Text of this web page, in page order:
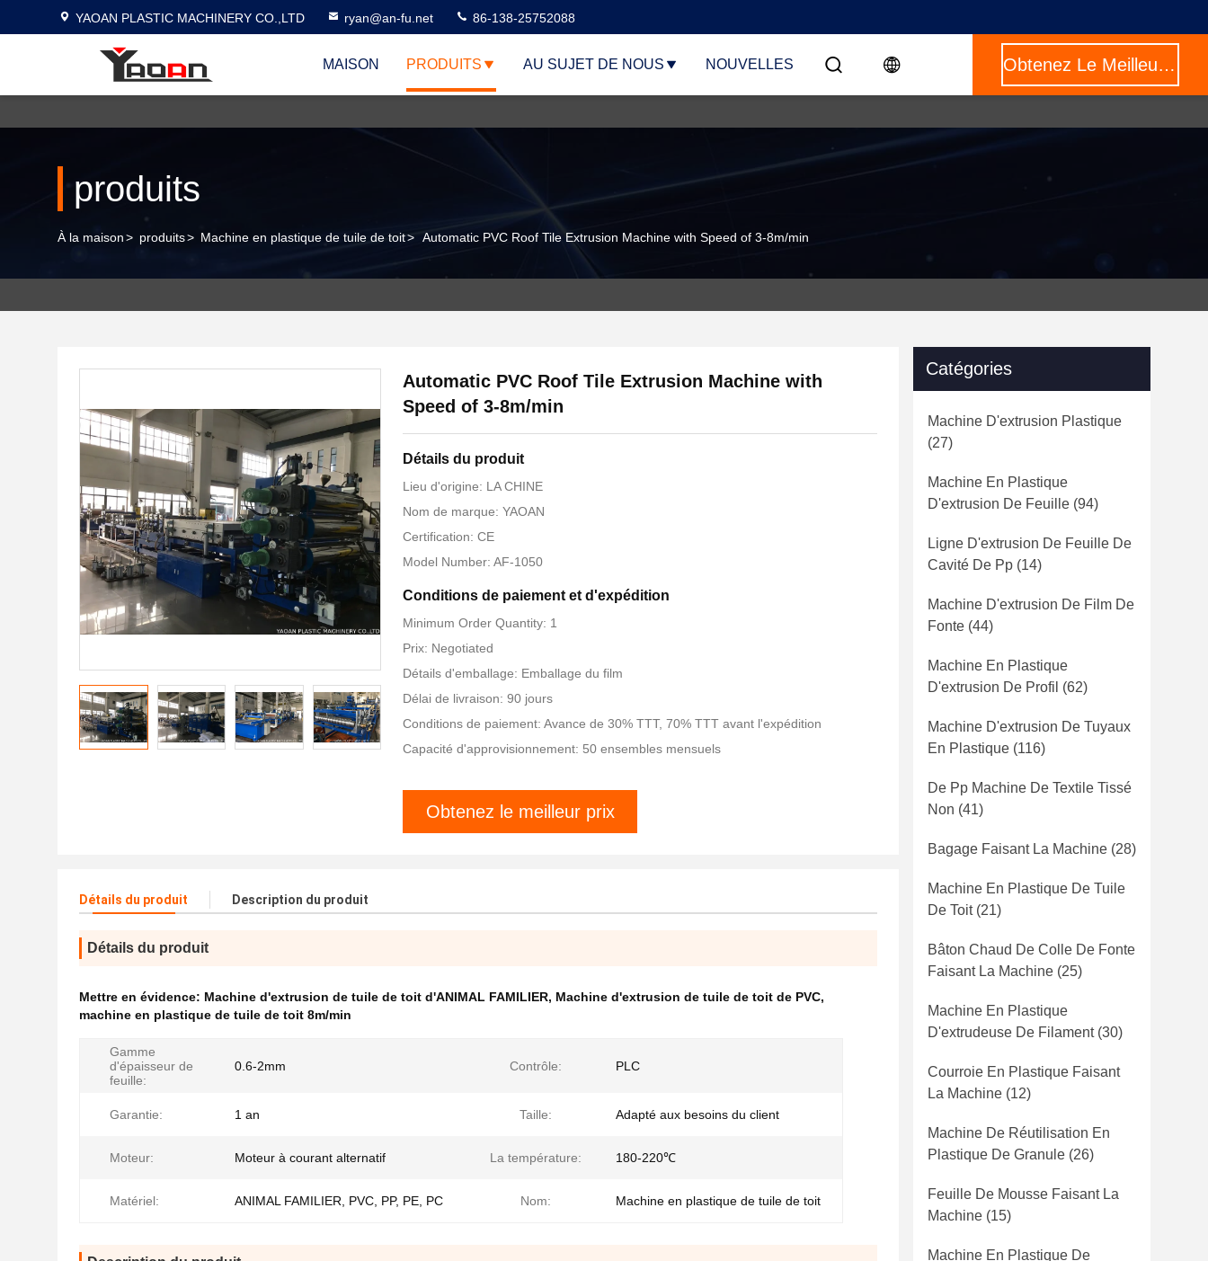
YAOAN PLASTIC MACHINERY CO.,LTD ryan@an-fu.net 86-138-25752088
MAISON PRODUITS AU SUJET DE NOUS NOUVELLES Obtenez Le Meilleur Prix
produits
À la maison> produits> Machine en plastique de tuile de toit> Automatic PVC Roof Tile Extrusion Machine with Speed of 3-8m/min
Automatic PVC Roof Tile Extrusion Machine with
Speed of 3-8m/min
Détails du produit
Lieu d'origine: LA CHINE
Nom de marque: YAOAN
Certification: CE
Model Number: AF-1050
Conditions de paiement et d'expédition
Minimum Order Quantity: 1
Prix: Negotiated
Détails d'emballage: Emballage du film
Délai de livraison: 90 jours
Conditions de paiement: Avance de 30% TTT, 70% TTT avant l'expédition
Capacité d'approvisionnement: 50 ensembles mensuels
Obtenez le meilleur prix
Détails du produit Description du produit
Détails du produit
Mettre en évidence: Machine d'extrusion de tuile de toit d'ANIMAL FAMILIER, Machine d'extrusion de tuile de toit de PVC,
machine en plastique de tuile de toit 8m/min
Gamme
d'épaisseur de
feuille:
0.6-2mm Contrôle: PLC
Garantie: 1 an Taille: Adapté aux besoins du client
Moteur: Moteur à courant alternatif La température: 180-220℃
Matériel: ANIMAL FAMILIER, PVC, PP, PE, PC Nom: Machine en plastique de tuile de toit
Catégories
Machine D'extrusion Plastique
(27)
Machine En Plastique
D'extrusion De Feuille (94)
Ligne D'extrusion De Feuille De
Cavité De Pp (14)
Machine D'extrusion De Film De
Fonte (44)
Machine En Plastique
D'extrusion De Profil (62)
Machine D'extrusion De Tuyaux
En Plastique (116)
De Pp Machine De Textile Tissé
Non (41)
Bagage Faisant La Machine (28)
Machine En Plastique De Tuile
De Toit(21)
Bâton Chaud De Colle De Fonte
Faisant La Machine (25)
Machine En Plastique
D'extrudeuse De Filament(30)
Courroie En Plastique Faisant
La Machine (12)
Machine De Réutilisation En
Plastique De Granule (26)
Feuille De Mousse Faisant La
Machine (15)
Machine En Plastique De